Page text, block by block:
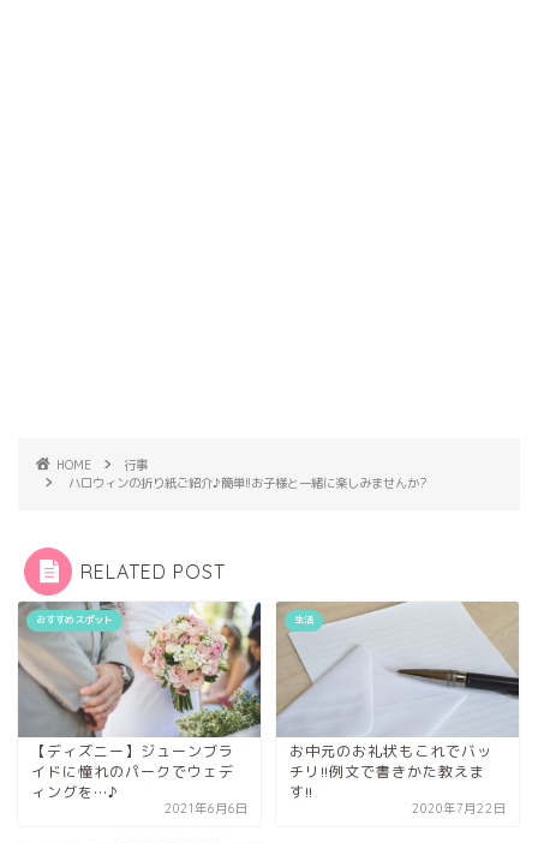
HOME
行事
ハロウィンの折り紙ご紹介♪簡単!!お子様と一緒に楽しみませんか?
RELATED POST
おすすめスポット
【ディズニー】ジューンブラ
イドに憧れのパークでウェデ
ィングを…♪
2021年6月6日
生活
お中元のお礼状もこれでバッ
チリ!!例文で書きかた教えま
す!!
2020年7月22日